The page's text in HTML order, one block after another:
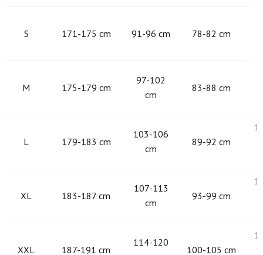
S 171-175 cm 91-96 cm 78-82 cm
M 175-179 cm
97-102
cm
83-88 cm
L 179-183 cm
103-106
cm
89-92 cm
XL 183-187 cm
107-113
cm
93-99 cm
XXL 187-191 cm
114-120
100-105 cm